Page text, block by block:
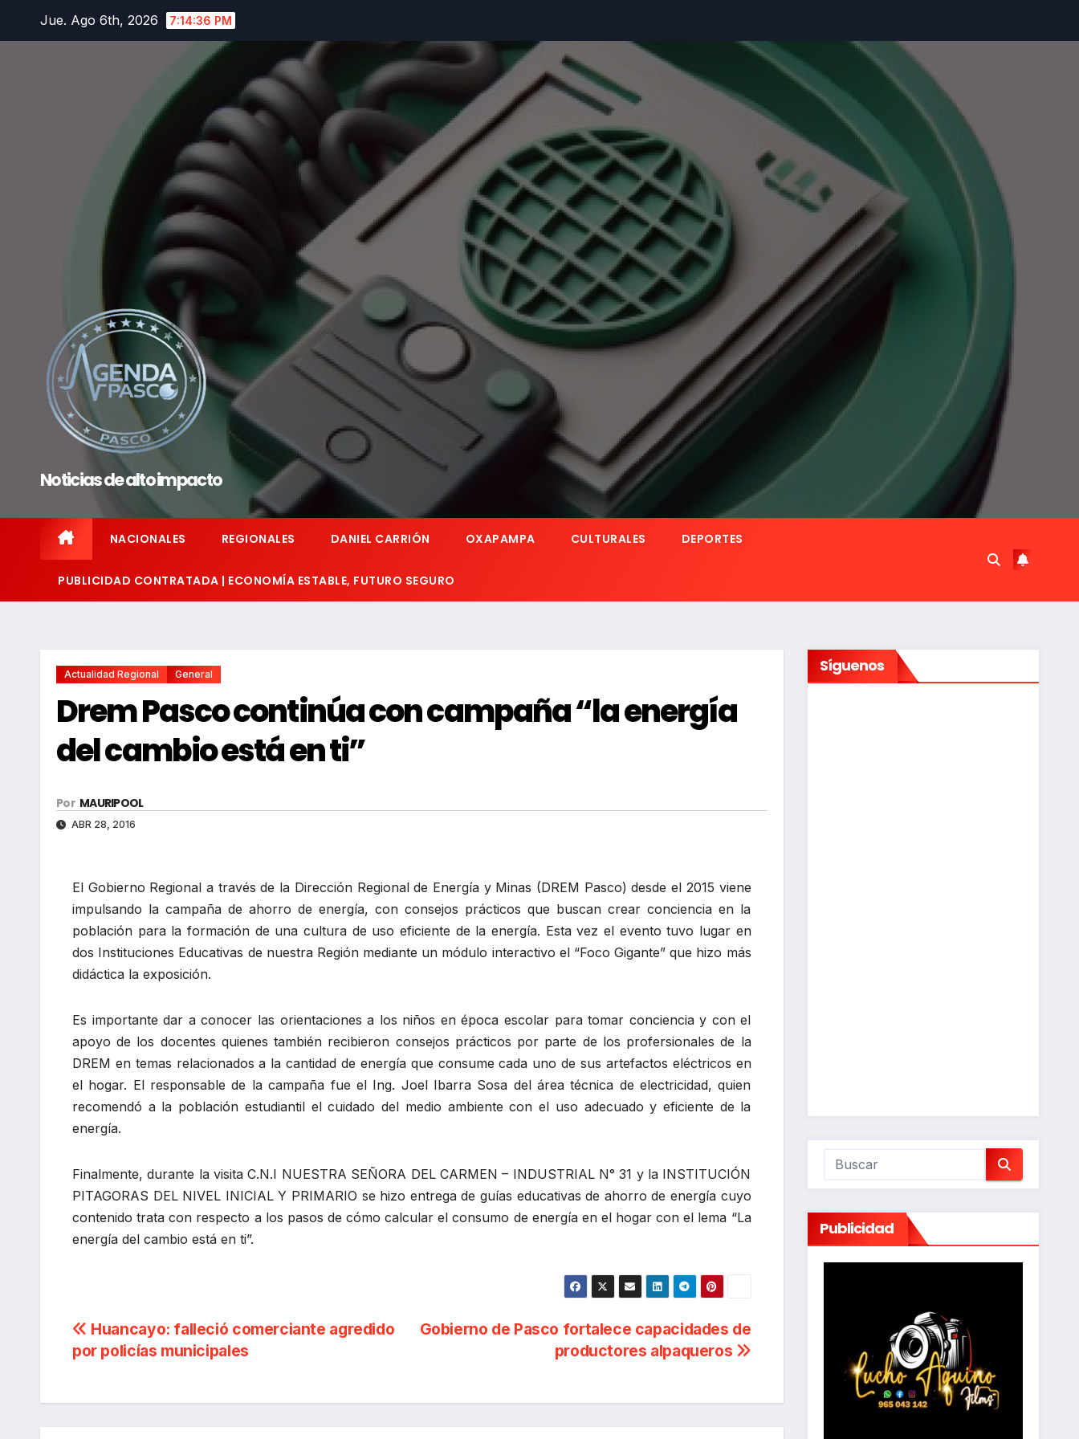
Jue. Ago 6th, 2026 7:14:37 PM
Noticias de alto impacto
NACIONALES REGIONALES DANIEL CARRIÓN OXAPAMPA CULTURALES DEPORTES
PUBLICIDAD CONTRATADA | ECONOMÍA ESTABLE, FUTURO SEGURO
Actualidad Regional General
Drem Pasco continúa con campaña “la energía
del cambio está en ti”
Por MAURIPOOL
ABR 28, 2016
El Gobierno Regional a través de la Dirección Regional de Energía y Minas (DREM Pasco) desde el 2015 viene
impulsando la campaña de ahorro de energía, con consejos prácticos que buscan crear conciencia en la
población para la formación de una cultura de uso eficiente de la energía. Esta vez el evento tuvo lugar en
dos Instituciones Educativas de nuestra Región mediante un módulo interactivo el “Foco Gigante” que hizo más
didáctica la exposición.
Es importante dar a conocer las orientaciones a los niños en época escolar para tomar conciencia y con el
apoyo de los docentes quienes también recibieron consejos prácticos por parte de los profersionales de la
DREM en temas relacionados a la cantidad de energía que consume cada uno de sus artefactos eléctricos en
el hogar. El responsable de la campaña fue el Ing. Joel Ibarra Sosa del área técnica de electricidad, quien
recomendó a la población estudiantil el cuidado del medio ambiente con el uso adecuado y eficiente de la
energía.
Finalmente, durante la visita C.N.I NUESTRA SEÑORA DEL CARMEN – INDUSTRIAL N° 31 y la INSTITUCIÓN
PITAGORAS DEL NIVEL INICIAL Y PRIMARIO se hizo entrega de guías educativas de ahorro de energía cuyo
contenido trata con respecto a los pasos de cómo calcular el consumo de energía en el hogar con el lema “La
energía del cambio está en ti”.
Navegación
de
entradas
Gobierno de Pasco fortalece capacidades de
productores alpaqueros
Huancayo: falleció comerciante agredido
por policías municipales
Síguenos
Publicidad